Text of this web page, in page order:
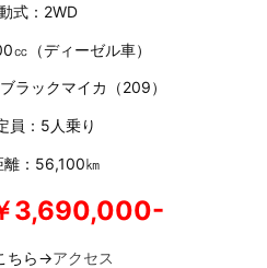
式：2WD
㏄（ディーゼル車）
ラックマイカ（209）
員：5人乗り
離：56,100㎞
3,690,000-
ちら→アクセス